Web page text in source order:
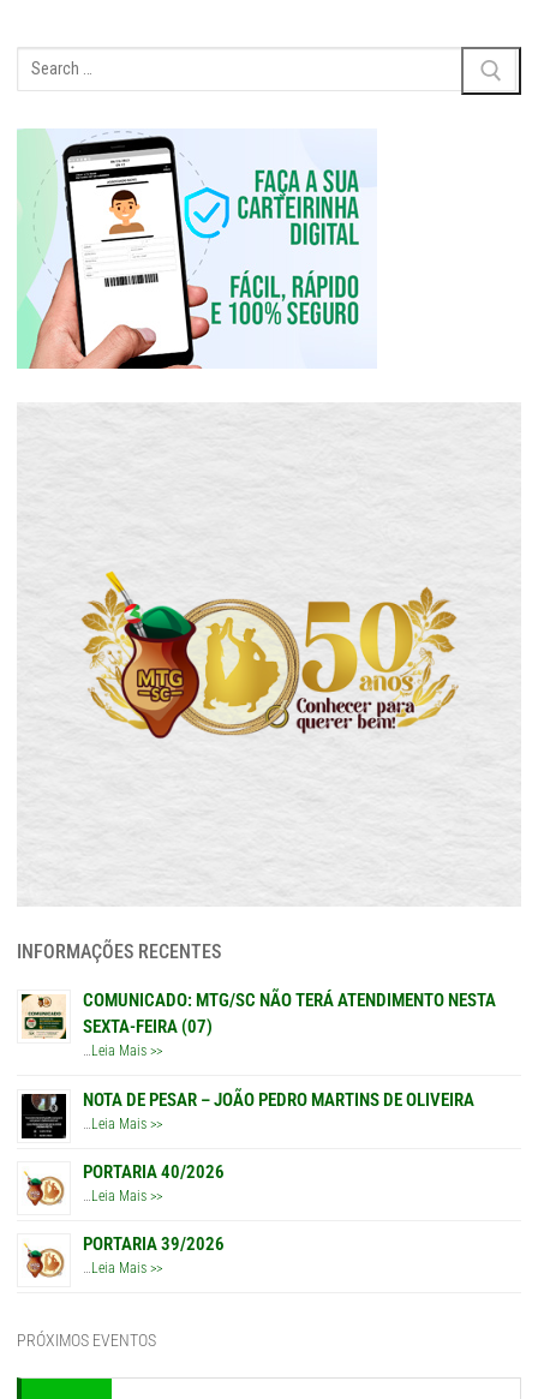
Pesquisar
por:
INFORMAÇÕES RECENTES
COMUNICADO: MTG/SC NÃO TERÁ ATENDIMENTO NESTA
SEXTA-FEIRA (07)
…Leia Mais >>
NOTA DE PESAR – JOÃO PEDRO MARTINS DE OLIVEIRA
Leia Mais >>
PORTARIA 40/2026
…Leia Mais >>
PORTARIA 39/2026
…Leia Mais >>
PRÓXIMOS EVENTOS